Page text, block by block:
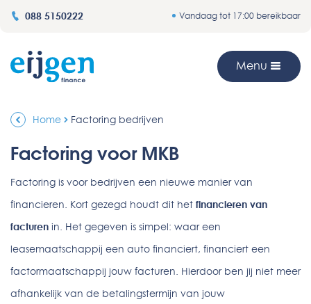
088 5150222 Vandaag tot 17:00 bereikbaar
Menu
Home Factoring bedrijven
Factoring voor MKB
Factoring is voor bedrijven een nieuwe manier van
financieren. Kort gezegd houdt dit het financieren van
facturen in. Het gegeven is simpel: waar een
leasemaatschappij een auto financiert, financiert een
factormaatschappij jouw facturen. Hierdoor ben jij niet meer
afhankelijk van de betalingstermijn van jouw